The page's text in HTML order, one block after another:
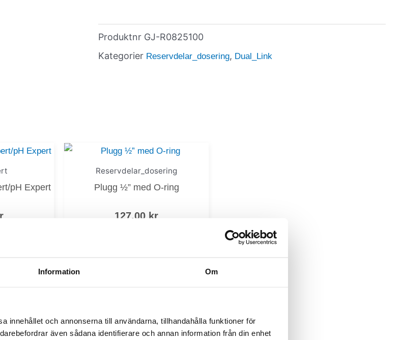
Information Om
innehållet och annonserna till användarna, tillhandahålla funktioner för
även sådana identifierare och annan information från din enhet
Produktnr GJ-R0825100
Kategorier Reservdelar_dosering, Dual_Link
pH Expert
Reservdelar_dosering
Plugg ½” med O-ring
127,00 kr
Hydroxinator_iQ_22